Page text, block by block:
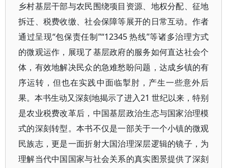
乡村基层干部与农民围绕项目资源、地权分配、征地
拆迁、税费收缴、社会保障等展开的日常互动。作者
通过呈现“包保责任制”“12345 热线”等诸多治理方式
的微观运作，展现了基层政府的服务如何直达社会个
体，有效地解决民众的急难愁盼问题，达成乡镇的有
序运转，但也在实践中面临掣肘，产生一些意外后
果。本书生动又深刻地揭示了进入21 世纪以来，特别
是农业税费改革后，中国基层政治生态与国家治理模
式的深刻转型。本书不仅是一部关于一个小镇的微观
民族志，更是一面折射大国治理深层逻辑的镜子，为
理解当代中国国家与社会关系的真实图景提供了深刻